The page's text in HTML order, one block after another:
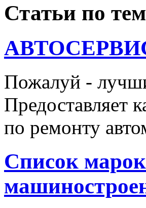
Статьи по
Пожалуй -
Предоставляет
по ремонту
Список